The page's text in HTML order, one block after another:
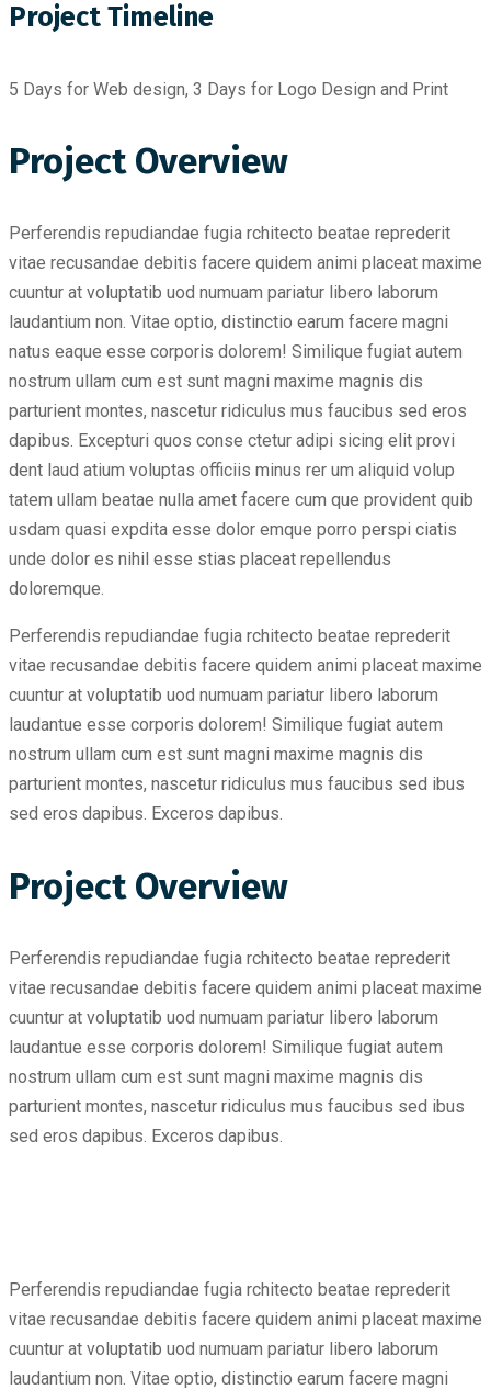
Project Timeline
5 Days for Web design, 3 Days for Logo Design and Print
Project Overview
Perferendis repudiandae fugia rchitecto beatae reprederit
vitae recusandae debitis facere quidem animi placeat maxime
cuuntur at voluptatib uod numuam pariatur libero laborum
laudantium non. Vitae optio, distinctio earum facere magni
natus eaque esse corporis dolorem! Similique fugiat autem
nostrum ullam cum est sunt magni maxime magnis dis
parturient montes, nascetur ridiculus mus faucibus sed eros
dapibus. Excepturi quos conse ctetur adipi sicing elit provi
dent laud atium voluptas officiis minus rer um aliquid volup
tatem ullam beatae nulla amet facere cum que provident quib
usdam quasi expdita esse dolor emque porro perspi ciatis
unde dolor es nihil esse stias placeat repellendus
doloremque.
Perferendis repudiandae fugia rchitecto beatae reprederit
vitae recusandae debitis facere quidem animi placeat maxime
cuuntur at voluptatib uod numuam pariatur libero laborum
laudantue esse corporis dolorem! Similique fugiat autem
nostrum ullam cum est sunt magni maxime magnis dis
parturient montes, nascetur ridiculus mus faucibus sed ibus
sed eros dapibus. Exceros dapibus.
Project Overview
Perferendis repudiandae fugia rchitecto beatae reprederit
vitae recusandae debitis facere quidem animi placeat maxime
cuuntur at voluptatib uod numuam pariatur libero laborum
laudantue esse corporis dolorem! Similique fugiat autem
nostrum ullam cum est sunt magni maxime magnis dis
parturient montes, nascetur ridiculus mus faucibus sed ibus
sed eros dapibus. Exceros dapibus.
Perferendis repudiandae fugia rchitecto beatae reprederit
vitae recusandae debitis facere quidem animi placeat maxime
cuuntur at voluptatib uod numuam pariatur libero laborum
laudantium non. Vitae optio, distinctio earum facere magni